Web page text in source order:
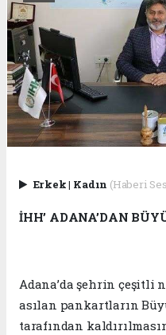
Erkek| Kadın (Haberi
İHH’ ADANA’DAN
Adana’da şehrin çeşitli
asılan pankartların
tarafından